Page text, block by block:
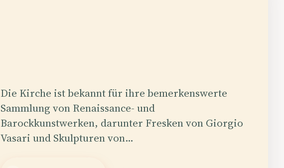
Die Kirche ist bekannt für ihre bemerkenswerte
Sammlung von Renaissance- und
Barockkunstwerken, darunter Fresken von Giorgio
Vasari und Skulpturen von…